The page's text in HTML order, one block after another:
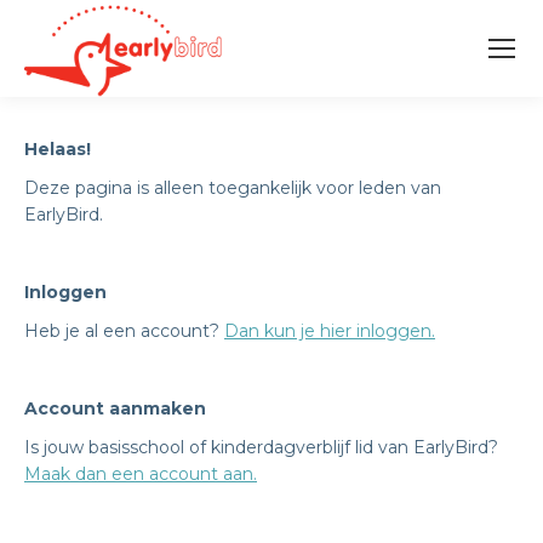
Helaas!
Deze pagina is alleen toegankelijk voor leden van
EarlyBird.
Inloggen
Heb je al een account? Dan kun je hier inloggen.
Account aanmaken
Is jouw basisschool of kinderdagverblijf lid van EarlyBird?
Maak dan een account aan.